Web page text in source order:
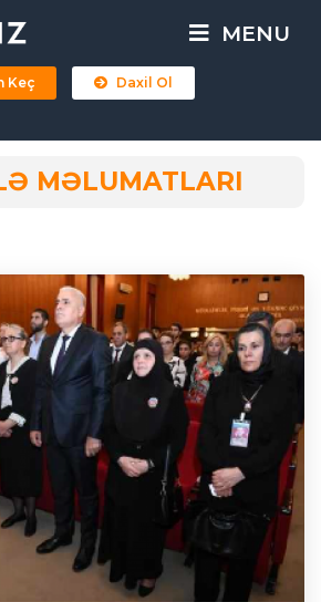
MENU
Keç Daxil Ol
MƏLUMATLARI